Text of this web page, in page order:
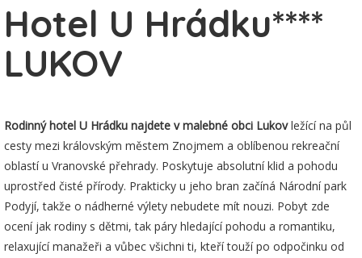
Hotel U Hrádku****
LUKOV
Rodinný hotel U Hrádku najdete v malebné obci Lukovležící na půl
cesty mezi královským městem Znojmem a oblíbenou rekreační
oblastí u Vranovské přehrady. Poskytuje absolutní klid a pohodu
uprostřed čisté přírody. Prakticky u jeho bran začíná Národní park
Podyjí, takže o nádherné výlety nebudete mít nouzi. Pobyt zde
ocení jak rodiny s dětmi, tak páry hledající pohodu a romantiku,
relaxující manažeři a vůbec všichni ti, kteří touží po odpočinku od